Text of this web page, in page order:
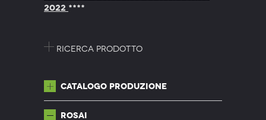
2022 ****
Ricerca prodotto
Catalogo produzione
Rosai